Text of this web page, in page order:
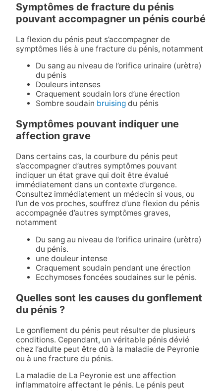
Symptômes de fracture du pénis
pouvant accompagner un pénis courbé
La flexion du pénis peut s’accompagner de
symptômes liés à une fracture du pénis, notamment
Du sang au niveau de l’orifice urinaire (urètre)
du pénis
Douleurs intenses
Craquement soudain lors d’une érection
Sombre soudain bruisingdu pénis
Symptômes pouvant indiquer une
affection grave
Dans certains cas, la courbure du pénis peut
s’accompagner d’autres symptômes pouvant
indiquer un état grave qui doit être évalué
immédiatement dans un contexte d’urgence.
Consultez immédiatement un médecin si vous, ou
l’un de vos proches, souffrez d’une flexion du pénis
accompagnée d’autres symptômes graves,
notamment
Du sang au niveau de l’orifice urinaire (urètre)
du pénis.
une douleur intense
Craquement soudain pendant une érection
Ecchymoses foncées soudaines sur le pénis.
Quelles sont les causes du gonflement
du pénis ?
Le gonflement du pénis peut résulter de plusieurs
conditions. Cependant, un véritable pénis dévié
chez l’adulte peut être dû à la maladie de Peyronie
ou à une fracture du pénis.
La maladie de La Peyronie est une affection
inflammatoire affectant le pénis. Le pénis peut